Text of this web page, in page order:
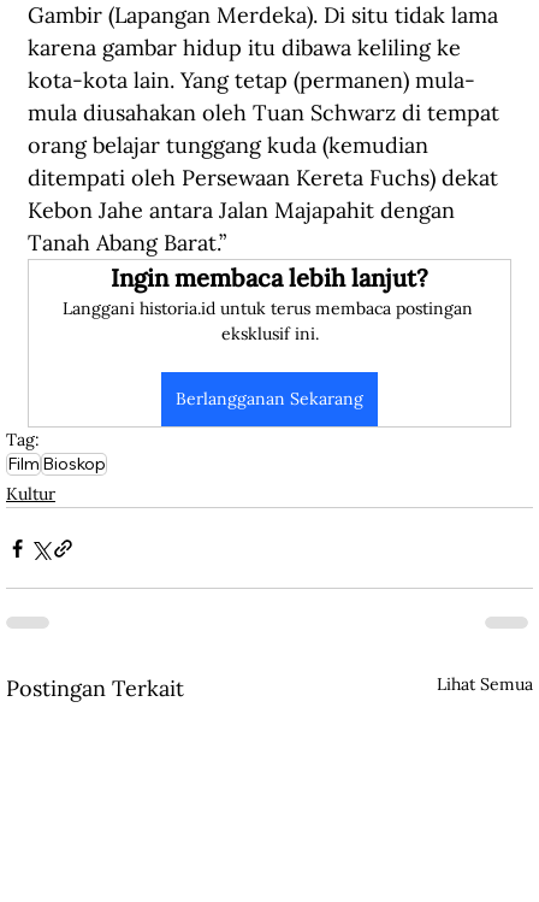
Gambir (Lapangan Merdeka). Di situ tidak lama
karena gambar hidup itu dibawa keliling ke
kota-kota lain. Yang tetap (permanen) mula-
mula diusahakan oleh Tuan Schwarz di tempat
orang belajar tunggang kuda (kemudian
ditempati oleh Persewaan Kereta Fuchs) dekat
Kebon Jahe antara Jalan Majapahit dengan
Tanah Abang Barat.”
Ingin membaca lebih lanjut?
Langgani historia.id untuk terus membaca postingan
eksklusif ini.
Berlangganan Sekarang
Tag:
FilmBioskop
Kultur
Postingan Terkait Lihat Semua